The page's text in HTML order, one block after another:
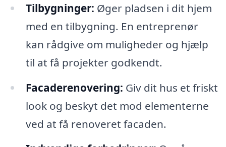
Tilbygninger: Øger pladsen i dit hjem
med en tilbygning. En entreprenør
kan rådgive om muligheder og hjælp
til at få projekter godkendt.
Facaderenovering: Giv dit hus et friskt
look og beskyt det mod elementerne
ved at få renoveret facaden.